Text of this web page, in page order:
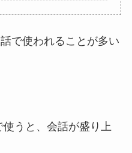
で使われることが多い
うと、会話が盛り上